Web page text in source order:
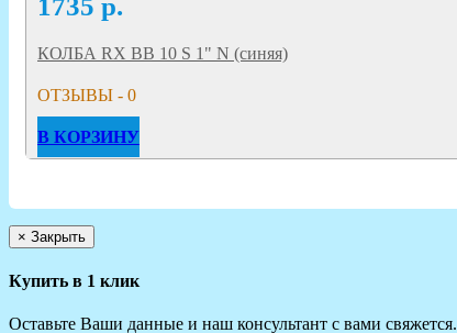
КОЛБА RX BB 10 S 1" N (синяя)
ОТЗЫВЫ - 0
В КОРЗИНУ
× Закрыть
Купить в 1 клик
Оставьте Ваши данные и наш консультант с вами свяжется.